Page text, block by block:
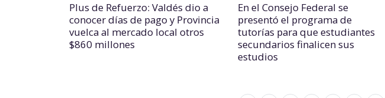
Plus de Refuerzo: Valdés dio a
conocer días de pago y Provincia
vuelca al mercado local otros
$860 millones
En el Consejo Federal se
presentó el programa de
tutorías para que estudiantes
secundarios finalicen sus
estudios